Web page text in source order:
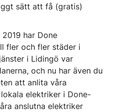
sätt att få (gratis)
har Done
fler och fler städer i
i Lidingö var
och nu har även du
att anlita våra
elektriker i Done-
anslutna elektriker